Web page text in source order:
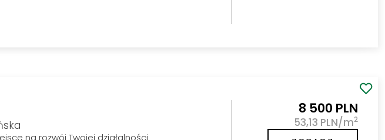
na rozwój Twojej działalności
8 500 PLN
53,13 PLN/m2